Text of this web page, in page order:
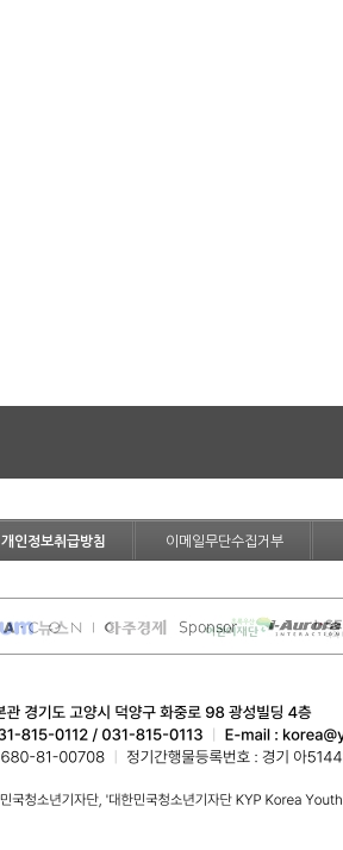
개인정보취급방침 이메일무단수집거부